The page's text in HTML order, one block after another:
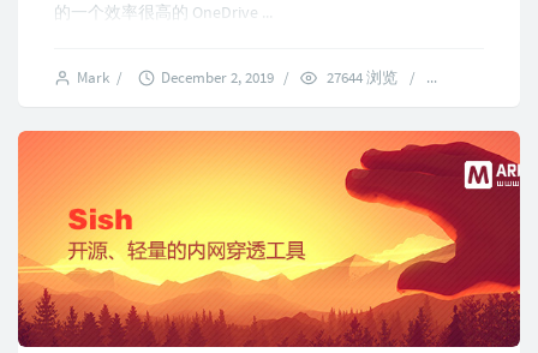
的一个效率很高的 OneDrive ...
Mark / December 2, 2019 / 27644 浏览 /